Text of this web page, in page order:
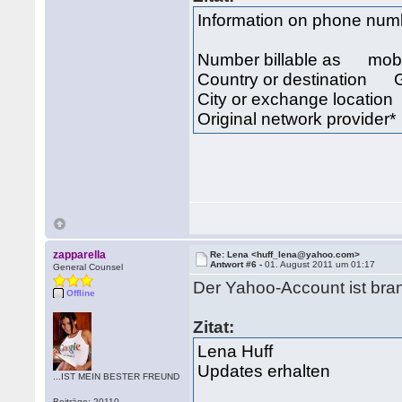
Information on phone
Number billable as
Country or destination
City or exchange
Original network
zapparella
General Counsel
Offline
...IST MEIN BESTER FREUND
Re: Lena <huff_lena@yahoo.com>
Antwort #6 -01. August 2011 um 01:17
Der Yahoo-Account ist
Zitat:
Lena Huff
Updates erhalten